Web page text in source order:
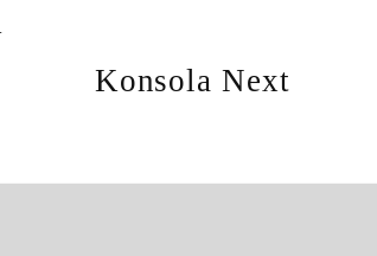
Konsola Next